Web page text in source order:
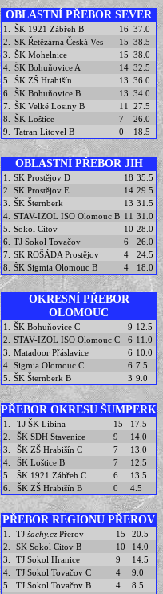
OBLASTNÍ PŘEBOR SEVER
1. ŠK 1921 Zábřeh B 16 37.0
2.
SK Řetězárna Česká Ves 15 38.5
3.
ŠK Mohelnice 15 38.0
4.
ŠK Bohuňovice A 14 32.5
5.
ŠK ZŠ Hrabišín 13 36.0
6.
ŠK Bohuňovice B 13 34.0
7.
ŠK Velké Losiny B 11
27.5
8.
ŠK Loštice 7
26.0
9.
Tatran Litovel B 0 18.5
OBLASTNÍ PŘEBOR JIH
1. SK Prostějov D 18 35.5
2.
SK Prostějov E 14 29.5
3.
ŠK Šternberk 13 31.5
4. STAV-IZOL ISO Olomouc B 11 31.0
5.
Sokol Citov 10 28.0
6. TJ Sokol Tovačov 6
26.0
7. SK ROŠÁDA Prostějov 4
24.5
8.
ŠK Sigmia Olomouc B 4 18.0
OKRESNÍ PŘEBOR
OLOMOUC
1. ŠK Bohuňovice C 9 12.5
2.
STAV-IZOL ISO Olomouc C 6 11.0
3.
Matadoor Přáslavice 6 10.0
4. Sigmia Olomouc C 6 7.5
5.
ŠK Šternberk B 3 9.0
PŘEBOR OKRESU ŠUMPERK
1. TJ ŠK Libina 15
17.5
2.
ŠK SDH Stavenice 9
14.0
3.
ŠK ZŠ Hrabišín C 7
13.0
4.
ŠK Loštice B 7
12.5
5.
ŠK 1921 Zábřeh C 6
13.5
6.
ŠK ZŠ Hrabišín B 0 4.5
PŘEBOR REGIONU PŘEROV
1. TJ šachy.cz Přerov 15
20.5
2.
SK Sokol Citov B 10
14.0
3.
TJ Sokol Hranice 9
14.5
4.
TJ Sokol Tovačov C 4
9.0
5.
TJ Sokol Tovačov B 4
8.5